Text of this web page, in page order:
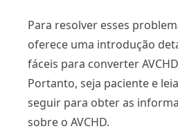
Para resolver esses
oferece uma introdução
fáceis para converter
Portanto, seja paciente e
seguir para obter as
sobre o AVCHD.